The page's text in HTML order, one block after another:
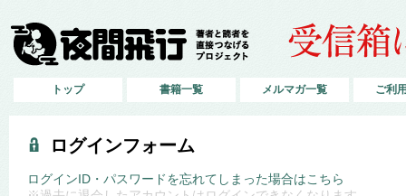
トップ 書籍一覧 メルマガ一覧 ご利
ログインフォーム
ログインID・パスワードを忘れてしまった場合はこちら